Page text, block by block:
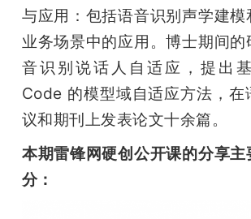
与应用：包括语音识别声学建模
业务场景中的应用。博士期间
音识别说话人自适应，提出
Code 的模型域自适应方法，在
议和期刊上发表论文十余篇。
本期雷锋网硬创公开课的分享
分：